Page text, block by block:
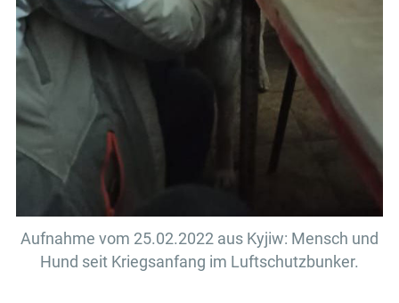
Aufnahme vom 25.02.2022 aus Kyjiw: Mensch und
Hund seit Kriegsanfang im Luftschutzbunker.